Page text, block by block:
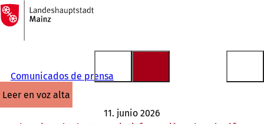
Saltar al contenido
A
la
página
Comunicados de prensa
leer en voz alta
11. junio 2026